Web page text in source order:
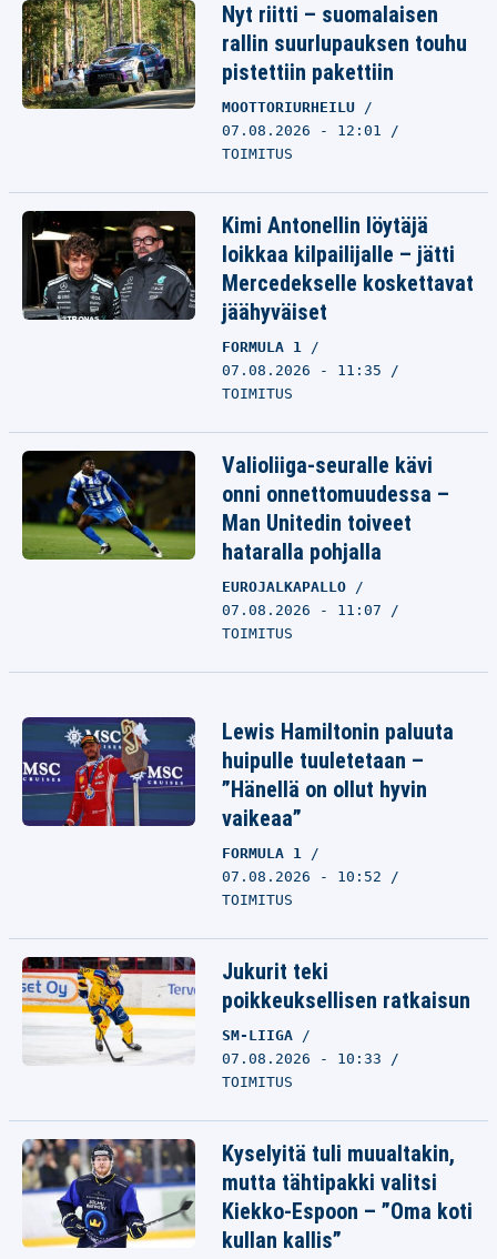
Nyt riitti – suomalaisen
rallin suurlupauksen touhu
pistettiin pakettiin
MOOTTORIURHEILU
07.08.2026 - 12:01
TOIMITUS
Kimi Antonellin löytäjä
loikkaa kilpailijalle – jätti
Mercedekselle koskettavat
jäähyväiset
FORMULA 1
07.08.2026 - 11:35
TOIMITUS
Valioliiga-seuralle kävi
onni onnettomuudessa –
Man Unitedin toiveet
hataralla pohjalla
EUROJALKAPALLO
07.08.2026 - 11:07
TOIMITUS
Lewis Hamiltonin paluuta
huipulle tuuletetaan –
”Hänellä on ollut hyvin
vaikeaa”
FORMULA 1
07.08.2026 - 10:52
TOIMITUS
Jukurit teki
poikkeuksellisen ratkaisun
SM-LIIGA
07.08.2026 - 10:33
TOIMITUS
Kyselyitä tuli muualtakin,
mutta tähtipakki valitsi
Kiekko-Espoon – ”Oma koti
kullan kallis”